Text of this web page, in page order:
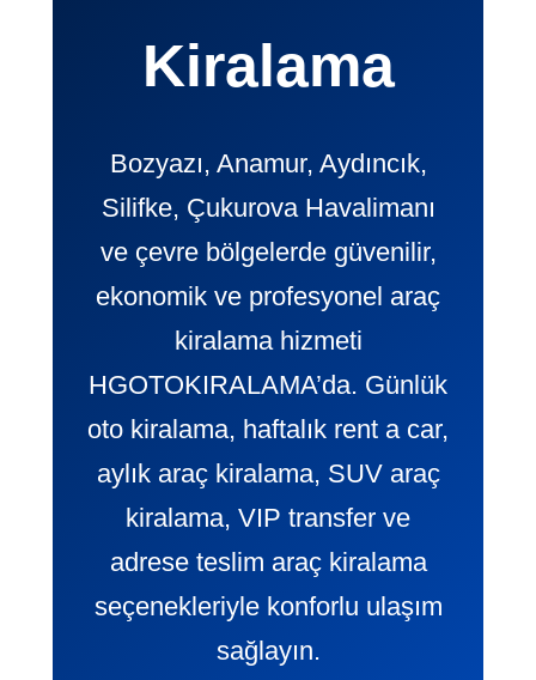
Kiralama
Bozyazı, Anamur, Aydıncık,
Silifke, Çukurova Havalimanı
ve çevre bölgelerde güvenilir,
ekonomik ve profesyonel araç
kiralama hizmeti
HGOTOKIRALAMA’da. Günlük
oto kiralama, haftalık rent a car,
aylık araç kiralama, SUV araç
kiralama, VIP transfer ve
adrese teslim araç kiralama
seçenekleriyle konforlu ulaşım
sağlayın.